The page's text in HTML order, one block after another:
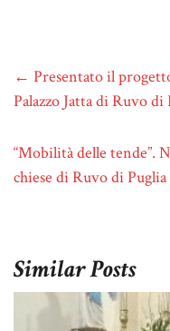
← Presentato il
Palazzo Jatta di Ruvo di
“Mobilità delle tende”.
chiese di Ruvo di Puglia
Similar Posts